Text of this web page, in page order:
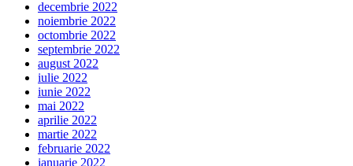
decembrie 2022
noiembrie 2022
octombrie 2022
septembrie 2022
august 2022
iulie 2022
iunie 2022
mai 2022
aprilie 2022
martie 2022
februarie 2022
ianuarie 2022